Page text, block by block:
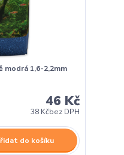
modrá 1,6-2,2mm
46 Kč
38 Kčbez DPH
do košíku